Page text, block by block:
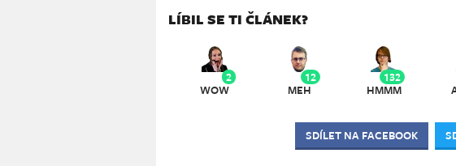
LÍBIL SE TI ČLÁNEK?
2
WOW
12
MEH
132
HMMM
SDÍLET NA FACEBOOK